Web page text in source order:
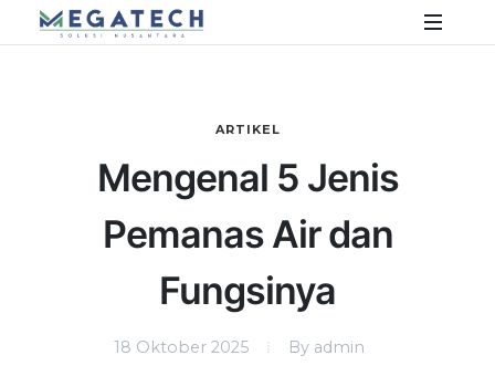
ARTIKEL
Mengenal 5 Jenis
Pemanas Air dan
Fungsinya
18 Oktober 2025 By admin